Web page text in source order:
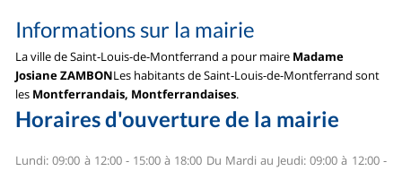
Informations sur la mairie
La ville de Saint-Louis-de-Montferrand a pour maire Madame
Josiane ZAMBONLes habitants de Saint-Louis-de-Montferrand sont
les Montferrandais, Montferrandaises.
Horaires d'ouverture de la mairie
Lundi: 09:00 à 12:00 - 15:00 à 18:00 Du Mardi au Jeudi: 09:00 à 12:00 -